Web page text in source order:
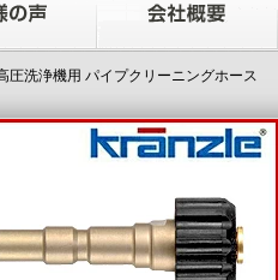
圧洗浄機用 パイプクリーニングホース